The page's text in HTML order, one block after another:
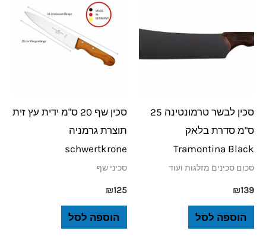
סכין לבשר טרמונטינה 25
ס"מ סדרת בלאק
Tramontina Black
סכום סכינים מזלגות ועוד
₪139
הוספה לסל
סכין שף 20 ס"מ ידית עץ זית
תוצרת גרמניה
schwertkrone
סכיני שף
₪125
הוספה לסל